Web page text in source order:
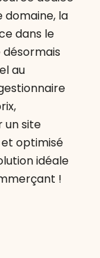
la
dans le
au
un site
optimisé
idéale
!